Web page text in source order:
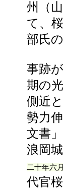
州（
て、
部氏
事跡
期の
側近
勢力
文書
浪岡
二十年六月
代官